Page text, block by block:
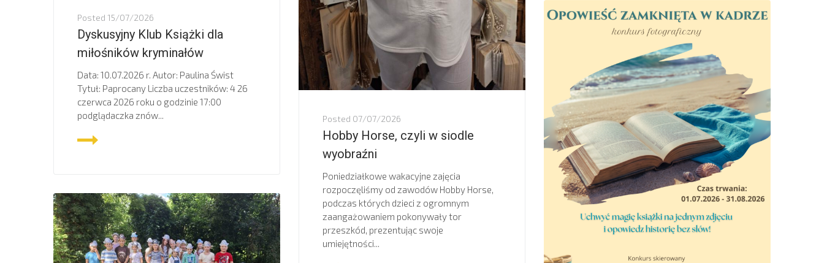
Posted 15/07/2026
Dyskusyjny Klub Książki dla
miłośników kryminałów
Data: 10.07.2026 r. Autor: Paulina Świst
Tytuł: Paprocany Liczba uczestników: 4 26
czerwca 2026 roku o godzinie 17:00
podglądaczka znów...
Posted 07/07/2026
Hobby Horse, czyli w siodle
wyobraźni
Poniedziałkowe wakacyjne zajęcia
rozpoczęliśmy od zawodów Hobby Horse,
podczas których dzieci z ogromnym
zaangażowaniem pokonywały tor
przeszkód, prezentując swoje
umiejętności...